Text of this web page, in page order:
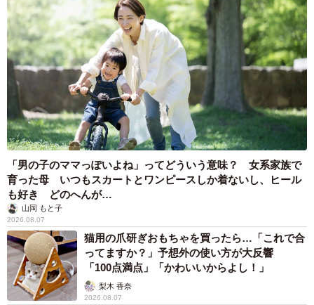
「男の子のママっぽいよね」ってどういう意味？ 女系家族で
育った母 いつもスカートとワンピースしか着ないし、ヒール
も好き どのへんが…
山岡 もと子
2026.08.07
猫用の爪研ぎおもちゃを買ったら…「これで合
ってますか？」予想外の使い方が大反響
「100点満点」「かわいいからよし！」
梨木 香奈
2026.08.07